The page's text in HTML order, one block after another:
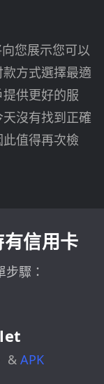
您展示您可以
方式選擇最適
供更好的服
沒有找到正確
值得再次檢
信用卡
驟：
& APK